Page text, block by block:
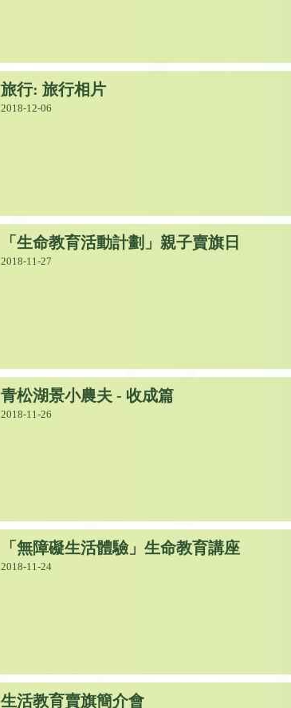
旅行: 旅行相片
2018-12-06
「生命教育活動計劃」親子賣旗日
2018-11-27
青松湖景小農夫 - 收成篇
2018-11-26
「無障礙生活體驗」生命教育講座
2018-11-24
生活教育賣旗簡介會